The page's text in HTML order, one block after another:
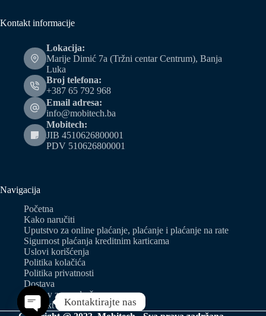
Kontakt informacije
Lokacija:
Marije Dimić 7a (Tržni centar Centrum), Banja
Luka
Broj telefona:
+387 65 792 968
Email adresa:
info@mobitech.ba
Mobitech:
JIB 4510626800001
PDV 510626800001
Navigacija
Početna
Kako naručiti
Uputstvo za online plaćanje, plaćanje i plaćanje na rate
Sigurnost plaćanja kreditnim karticama
Uslovi korišćenja
Politika kolačića
Politika privatnosti
Dostava
Zahtjev za predračun
Kontakt
Kontaktirajte nas